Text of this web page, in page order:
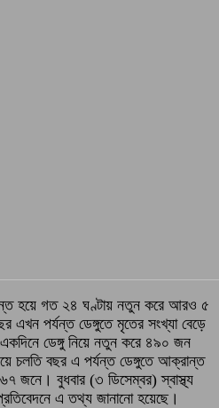
হয়ে গত ২৪ ঘণ্টায় নতুন করে আরও ৫
পর্যন্ত ডেঙ্গুতে মৃতের সংখ্যা বেড়ে
ডেঙ্গু নিয়ে নতুন করে ৪৯০ জন
চলতি বছর এ পর্যন্ত ডেঙ্গুতে আক্রান্ত
৬৭ জনে। বুধবার (৩ ডিসেম্বর) স্বাস্থ্য
এ তথ্য জানানো হয়েছে।